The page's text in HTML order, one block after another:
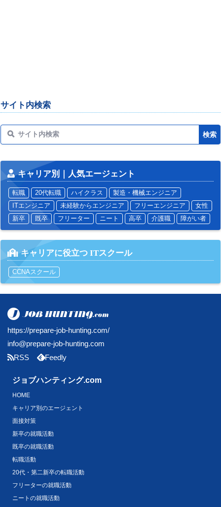
サイト内検索
キャリア別｜人気エージェント
転職 20代転職 ハイクラス
製造・機械エンジニア
ITエンジニア
未経験からエンジニア フリーエンジニア
女性
新卒
既卒 フリーター ニート 高卒 介護職 障がい者
キャリアに役立つ ITスクール
CCNAスクール
https://prepare-job-hunting.com/
info@prepare-job-hunting.com
RSS
Feedly
ジョブハンティング.com
HOME
キャリア別のエージェント
面接対策
新卒の就職活動
既卒の就職活動
転職活動
20代・第二新卒の転職活動
フリーターの就職活動
ニートの就職活動